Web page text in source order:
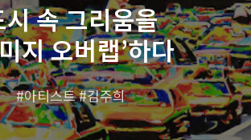
속 그리움을
지 오버랩’하다
아티스트 김주희